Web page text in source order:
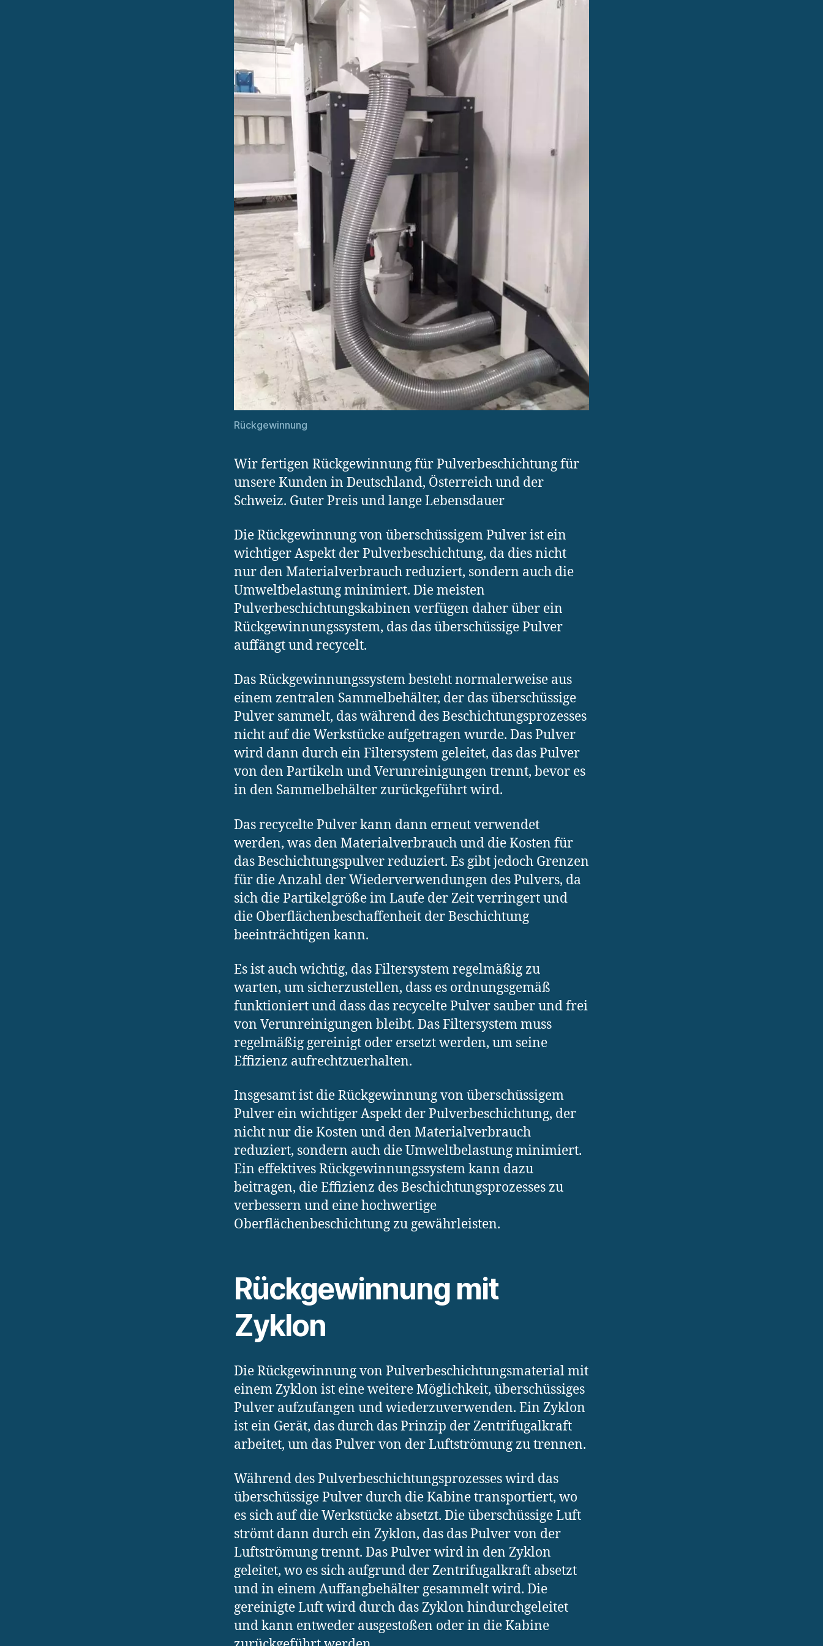
Rückgewinnung
Wir fertigen Rückgewinnung für Pulverbeschichtung für
unsere Kunden in Deutschland, Österreich und der
Schweiz. Guter Preis und lange Lebensdauer
Die Rückgewinnung von überschüssigem Pulver ist ein
wichtiger Aspekt der Pulverbeschichtung, da dies nicht
nur den Materialverbrauch reduziert, sondern auch die
Umweltbelastung minimiert. Die meisten
Pulverbeschichtungskabinen verfügen daher über ein
Rückgewinnungssystem, das das überschüssige Pulver
auffängt und recycelt.
Das Rückgewinnungssystem besteht normalerweise aus
einem zentralen Sammelbehälter, der das überschüssige
Pulver sammelt, das während des Beschichtungsprozesses
nicht auf die Werkstücke aufgetragen wurde. Das Pulver
wird dann durch ein Filtersystem geleitet, das das Pulver
von den Partikeln und Verunreinigungen trennt, bevor es
in den Sammelbehälter zurückgeführt wird.
Das recycelte Pulver kann dann erneut verwendet
werden, was den Materialverbrauch und die Kosten für
das Beschichtungspulver reduziert. Es gibt jedoch Grenzen
für die Anzahl der Wiederverwendungen des Pulvers, da
sich die Partikelgröße im Laufe der Zeit verringert und
die Oberflächenbeschaffenheit der Beschichtung
beeinträchtigen kann.
Es ist auch wichtig, das Filtersystem regelmäßig zu
warten, um sicherzustellen, dass es ordnungsgemäß
funktioniert und dass das recycelte Pulver sauber und frei
von Verunreinigungen bleibt. Das Filtersystem muss
regelmäßig gereinigt oder ersetzt werden, um seine
Effizienz aufrechtzuerhalten.
Insgesamt ist die Rückgewinnung von überschüssigem
Pulver ein wichtiger Aspekt der Pulverbeschichtung, der
nicht nur die Kosten und den Materialverbrauch
reduziert, sondern auch die Umweltbelastung minimiert.
Ein effektives Rückgewinnungssystem kann dazu
beitragen, die Effizienz des Beschichtungsprozesses zu
verbessern und eine hochwertige
Oberflächenbeschichtung zu gewährleisten.
Rückgewinnung mit
Zyklon
Die Rückgewinnung von Pulverbeschichtungsmaterial mit
einem Zyklon ist eine weitere Möglichkeit, überschüssiges
Pulver aufzufangen und wiederzuverwenden. Ein Zyklon
ist ein Gerät, das durch das Prinzip der Zentrifugalkraft
arbeitet, um das Pulver von der Luftströmung zu trennen.
Während des Pulverbeschichtungsprozesses wird das
überschüssige Pulver durch die Kabine transportiert, wo
es sich auf die Werkstücke absetzt. Die überschüssige Luft
strömt dann durch ein Zyklon, das das Pulver von der
Luftströmung trennt. Das Pulver wird in den Zyklon
geleitet, wo es sich aufgrund der Zentrifugalkraft absetzt
und in einem Auffangbehälter gesammelt wird. Die
gereinigte Luft wird durch das Zyklon hindurchgeleitet
und kann entweder ausgestoßen oder in die Kabine